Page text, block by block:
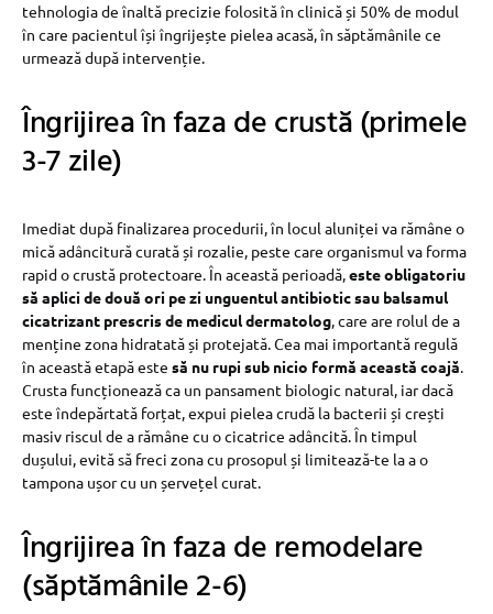
tehnologia de înaltă precizie folosită în clinică și 50% de modul
în care pacientul își îngrijește pielea acasă, în săptămânile ce
urmează după intervenție.
Îngrijirea în faza de crustă (primele
3-7 zile)
Imediat după finalizarea procedurii, în locul aluniței va rămâne o
mică adâncitură curată și rozalie, peste care organismul va forma
rapid o crustă protectoare. În această perioadă,este obligatoriu
să aplici de două ori pe zi unguentul antibiotic sau balsamul
cicatrizant prescris de medicul dermatolog, care are rolul de a
menține zona hidratată și protejată. Cea mai importantă regulă
în această etapă este să nu rupi sub nicio formă această coajă.
Crusta funcționează ca un pansament biologic natural, iar dacă
este îndepărtată forțat, expui pielea crudă la bacterii și crești
masiv riscul de a rămâne cu o cicatrice adâncită. În timpul
dușului, evită să freci zona cu prosopul și limitează-te la a o
tampona ușor cu un șervețel curat.
Îngrijirea în faza de remodelare
(săptămânile 2-6)